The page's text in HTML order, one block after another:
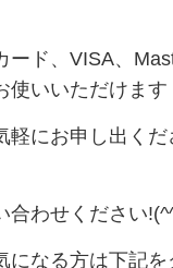
ード、VISA、
使いいただけます
軽にお申し出く
合わせください
になる方は下記を